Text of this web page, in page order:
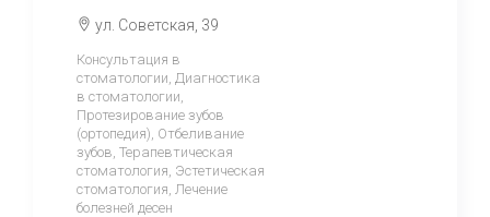
ул. Советская, 39
Консультация в
стоматологии, Диагностика
в стоматологии,
Протезирование зубов
(ортопедия), Отбеливание
зубов, Терапевтическая
стоматология, Эстетическая
стоматология, Лечение
болезней десен